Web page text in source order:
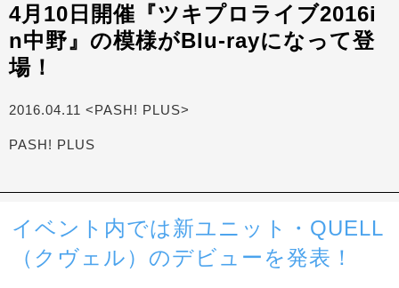
4月10日開催『ツキプロライブ2016i
n中野』の模様がBlu-rayになって登
場！
2016.04.11 <PASH! PLUS>
PASH! PLUS
イベント内では新ユニット・QUELL
（クヴェル）のデビューを発表！